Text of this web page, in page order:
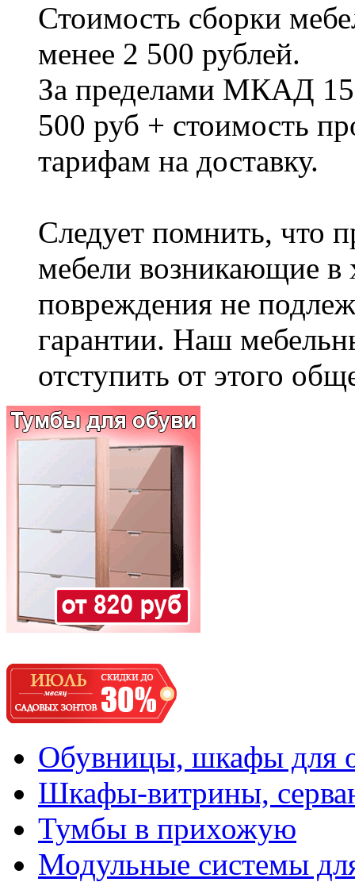
Стоимость сборки
менее 2 500 рублей.
За пределами МКАД
500 руб + стоимость
тарифам на доставку.
Следует помнить, что
мебели возникающие в
повреждения не
гарантии. Наш
отступить от этого
Обувницы, шкафы для
Шкафы-витрины,
Тумбы в прихожую
Модульные системы